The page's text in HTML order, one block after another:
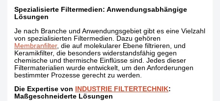
Spezialisierte Filtermedien: Anwendungsabhängige
Lösungen
Je nach Branche und Anwendungsgebiet gibt es eine Vielzahl
von spezialisierten Filtermedien. Dazu gehören
Membranfilter, die auf molekularer Ebene filtrieren, und
Keramikfilter, die besonders widerstandsfähig gegen
chemische und thermische Einflüsse sind. Jedes dieser
Filtermaterialien wurde entwickelt, um den Anforderungen
bestimmter Prozesse gerecht zu werden.
Die Expertise von
INDUSTRIE FILTERTECHNIK:
Maßgeschneiderte Lösungen